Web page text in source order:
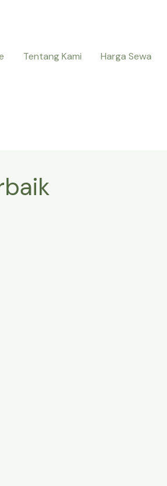
Tentang Kami Harga Sewa